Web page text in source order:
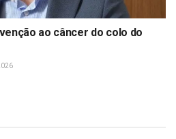
ao câncer do colo do